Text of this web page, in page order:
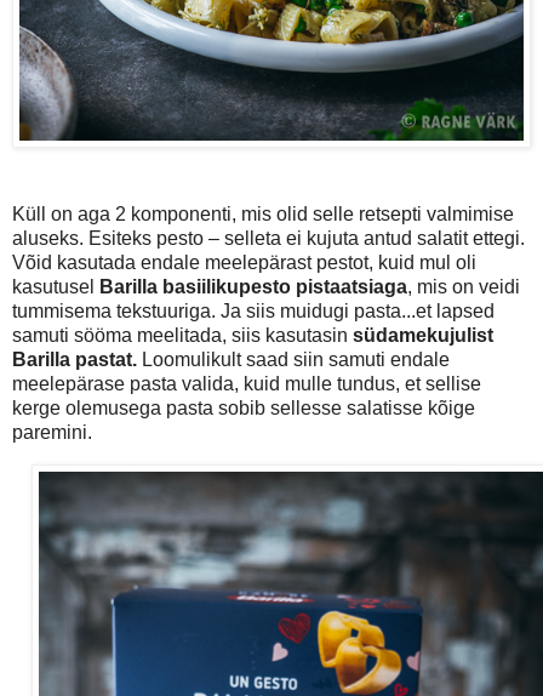
Küll on aga 2 komponenti, mis olid selle retsepti valmimise
aluseks. Esiteks pesto – selleta ei kujuta antud salatit ettegi.
Võid kasutada endale meelepärast pestot, kuid mul oli
kasutusel
Barilla basiilikupesto pistaatsiaga, mis on veidi
tummisema tekstuuriga. Ja siis muidugi pasta...et lapsed
samuti sööma meelitada, siis kasutasin südamekujulist
Barilla pastat. Loomulikult saad siin samuti endale
meelepärase pasta valida, kuid mulle tundus, et sellise
kerge olemusega pasta sobib sellesse salatisse kõige
paremini.